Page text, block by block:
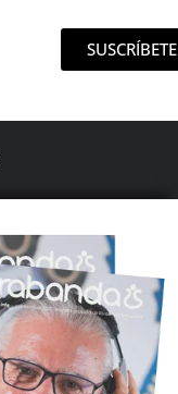
SUSCRÍBETE